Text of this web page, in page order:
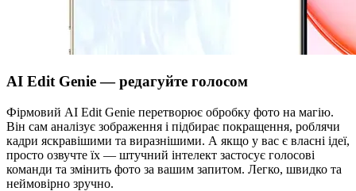
AI Edit Genie — редагуйте голосом
Фірмовий AI Edit Genie перетворює обробку фото на магію.
Він сам аналізує зображення і підбирає покращення, роблячи
кадри яскравішими та виразнішими. А якщо у вас є власні ідеї,
просто озвучте їх — штучний інтелект застосує голосові
команди та змінить фото за вашим запитом. Легко, швидко та
неймовірно зручно.